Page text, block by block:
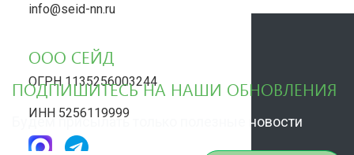
info@seid-nn.ru
ООО СЕЙД
ОГРН 1135256003244
ИНН 5256119999
ПОДПИШИТЕСЬ НА НАШИ ОБНОВЛЕНИЯ
Будем присылать только полезные новости